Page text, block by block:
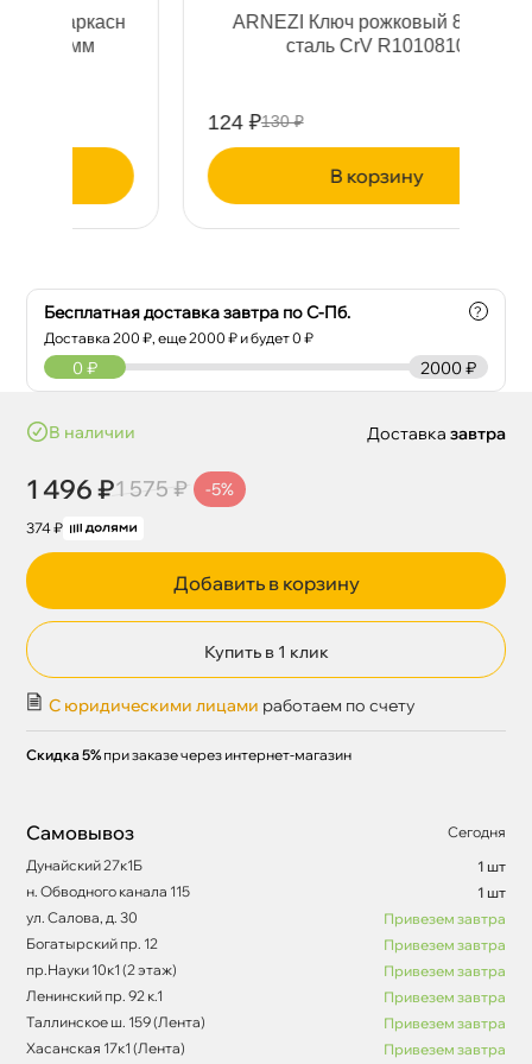
ARNEZI Ключ рожковый 8х10мм
сталь CrV R1010810
Бесплатная доставка завтра по С-Пб.
Доставка200 ₽, еще2000 ₽ и будет 0 ₽
?
2000 ₽
0 ₽
наличии
1 496 ₽1 575 ₽ -5%
374 ₽
Доставка завтра
Добавить в корзину
Купить в 1 клик
С юридическими лицами работаем по счету
Скидка 5% при заказе через интернет-магазин
Самовывоз
Сегодня
Дунайский 27к1Б
1 шт
н. Обводного канала 115
1 шт
ул. Салова, д. 30
Привезем завтра
Богатырский пр. 12
Привезем завтра
пр.Науки 10к1 (2 этаж)
Привезем завтра
Ленинский пр. 92 к.1
Привезем завтра
Таллинское ш. 159 (Лента)
Привезем завтра
Хасанская 17к1 (Лента)
Привезем завтра